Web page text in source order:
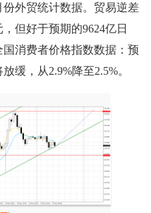
外贸统计数据。贸易逆差
但好于预期的9624亿日
消费者价格指数数据：预
缓，从2.9%降至2.5%。